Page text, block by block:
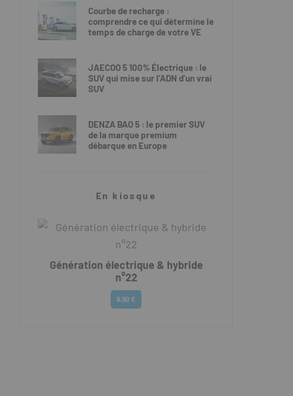
Courbe de recharge :
comprendre ce qui détermine le
temps de charge de votre VE
JAECOO 5 100% Électrique : le
SUV qui mise sur l’ADN d’un vrai
SUV
DENZA BAO 5 : le premier SUV
de la marque premium
débarque en Europe
En kiosque
Génération électrique & hybride
n°22
6.90 €